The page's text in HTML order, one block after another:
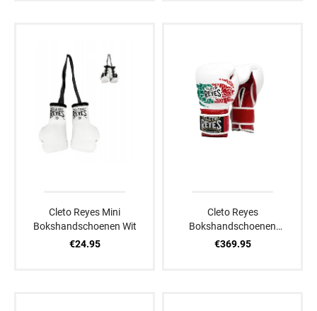
Cleto Reyes Mini
Bokshandschoenen Wit
€24.95
Cleto Reyes
Bokshandschoenen
Wit/Mexico
€369.95